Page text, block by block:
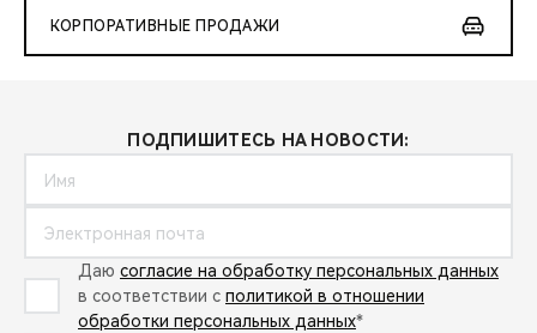
КОРПОРАТИВНЫЕ ПРОДАЖИ
ПОДПИШИТЕСЬ НА НОВОСТИ:
Даю согласие на обработку персональных данных
в соответствии с политикой в отношении
обработки персональных данных*